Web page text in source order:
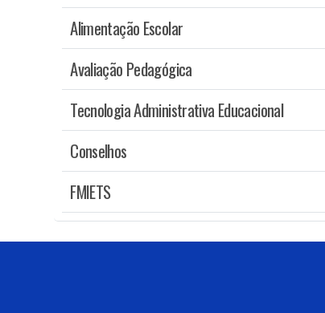
Alimentação Escolar
Avaliação Pedagógica
Tecnologia Administrativa Educacional
Conselhos
FMIETS